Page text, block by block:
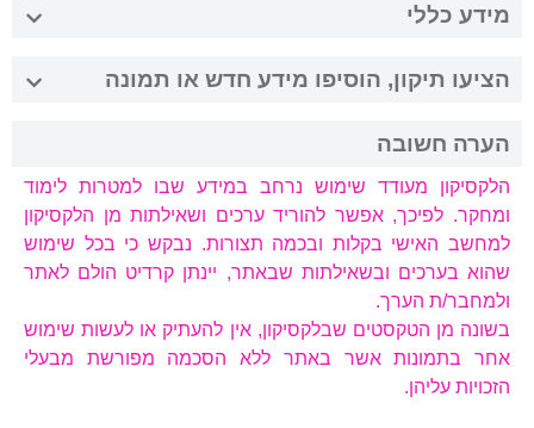
מידע כללי
הציעו תיקון, הוסיפו מידע חדש או תמונה
הערה חשובה
הלקסיקון מעודד שימוש נרחב במידע שבו למטרות לימוד
ומחקר. לפיכך, אפשר להוריד ערכים ושאילתות מן הלקסיקון
למחשב האישי בקלות ובכמה תצורות. נבקש כי בכל שימוש
שהוא בערכים ובשאילתות שבאתר, יינתן קרדיט הולם לאתר
ולמחבר/ת הערך.
בשונה מן הטקסטים שבלקסיקון, אין להעתיק או לעשות שימוש
אחר בתמונות אשר באתר ללא הסכמה מפורשת מבעלי
הזכויות עליהן.